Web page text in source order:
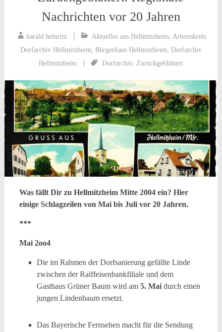
Nachrichten vor 20 Jahren
harald.heinritz Aktuelles aus Hellmitzheim Arbeitskreis
Dorfarchiv Hellmitzheim Bürgerhaus Hellmitzheim Dorfarchiv
Hellmitzheim
Dorfarchiv, Zurückgeblättert
Was fällt Dir zu Hellmitzheim Mitte 2004 ein? Hier
einige Schlagzeilen von Mai bis Juli vor 20 Jahren.
***
Mai 2oo4
Die im Rahmen der Dorfsanierung gefällte Linde
zwischen der Raiffeisenbankfiliale und dem
Gasthaus Grüner Baum wird am 5. Maidurch einen
jungen Lindenbaum ersetzt.
Das Bayerische Fernsehen macht für die Sendung